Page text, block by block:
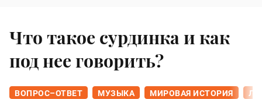
Что такое сурдинка и как
под нее говорить?
ВОПРОС–ОТВЕТ МУЗЫКА МИРОВАЯ ИСТОРИЯ